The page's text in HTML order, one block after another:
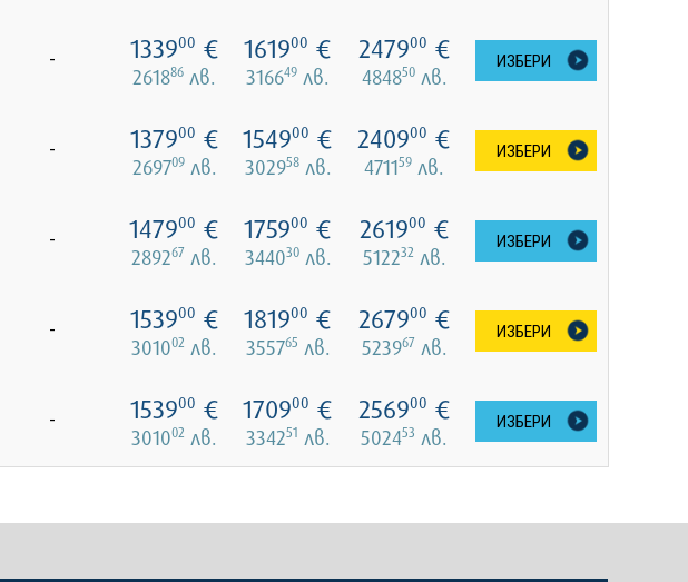
- 133900 €
261886 лв.
161900 €
316649 лв.
247900 €
484850лв.
ИЗБЕРИ
- 137900 €
269709лв.
154900 €
302958лв.
240900 €
471159 лв.
ИЗБЕРИ
- 147900 €
289267 лв.
175900 €
344030лв.
261900 €
512232 лв.
ИЗБЕРИ
- 153900 €
301002 лв.
181900 €
355765 лв.
267900 €
523967лв.
ИЗБЕРИ
- 153900 €
301002 лв.
170900 €
334251 лв.
256900 €
502453 лв.
ИЗБЕРИ